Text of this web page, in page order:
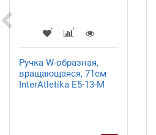
Ручка W-образная,
вращающаяся, 71см
InterAtletika E5-13-M